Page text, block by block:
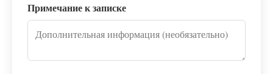
Примечание к записке